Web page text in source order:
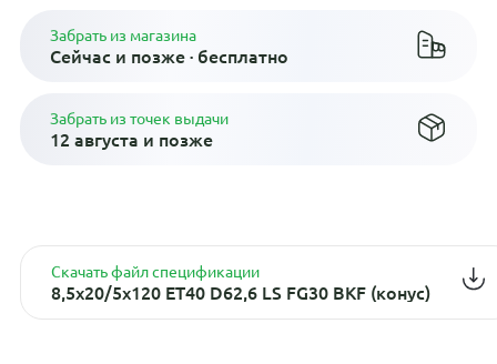
Забрать из магазина
Сейчас и позже · бесплатно
Забрать из точек выдачи
12 августа и позже
Скачать файл спецификации
8,5x20/5x120 ET40 D62,6 LS FG30 BKF (конус)